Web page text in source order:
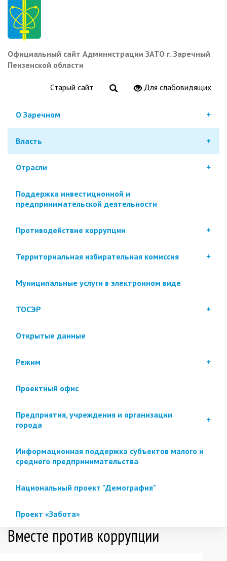
Перейти
основному
содержанию
Официальный сайт Администрации ЗАТО г. Заречный
Пензенской области
Старый сайт Для слабовидящих
О Заречном
Власть
Отрасли
Поддержка инвестиционной и
предпринимательской деятельности
Противодействие коррупции
Территориальная избирательная комиссия
Муниципальные услуги в электронном виде
ТОСЭР
Открытые данные
Режим
Проектный офис
Предприятия, учреждения и организации
города
Информационная поддержка субъектов малого и
среднего предпринимательства
Национальный проект "Демография"
Проект «Забота»
Вместе против коррупции